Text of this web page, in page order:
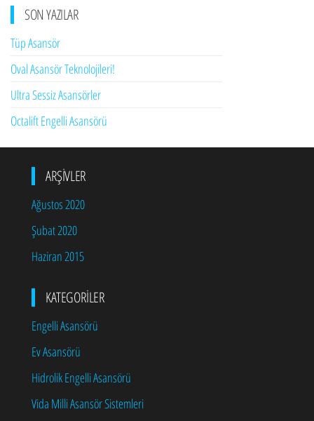
$10.150,00.
SON YAZILAR
Tüp Asansör
Oval Asansör Teknolojileri!
Ultra Sessiz Asansörler
Octalift Engelli Asansörü
ARŞIVLER
Ağustos 2020
Şubat 2020
Haziran 2015
KATEGORILER
Engelli Asansörü
Ev Asansörü
Hidrolik Engelli Asansörü
Vida Milli Asansör Sistemleri